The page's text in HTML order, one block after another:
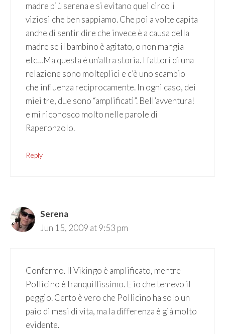
madre più serena e si evitano quei circoli
viziosi che ben sappiamo. Che poi a volte capita
anche di sentir dire che invece è a causa della
madre se il bambino è agitato, o non mangia
etc…Ma questa è un’altra storia. I fattori di una
relazione sono molteplici e c’è uno scambio
che influenza reciprocamente. In ogni caso, dei
miei tre, due sono “amplificati”. Bell’avventura!
e mi riconosco molto nelle parole di
Raperonzolo.
Reply
Serena
Jun 15, 2009 at 9:53 pm
Confermo. Il Vikingo è amplificato, mentre
Pollicino è tranquillissimo. E io che temevo il
peggio. Certo è vero che Pollicino ha solo un
paio di mesi di vita, ma la differenza è già molto
evidente.